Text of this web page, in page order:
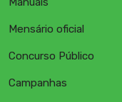
Mensário oficial
Concurso Público
Campanhas